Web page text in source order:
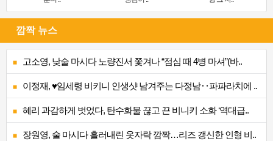
깜짝 뉴스
고소영, 낮술 마시다 노량진서 쫓겨나 “점심 때 4병 마셔”(바..
이정재, ♥임세령 비키니 인생샷 남겨주는 다정남‥파파라치에 ..
혜리 과감하게 벗었다, 탄수화물 끊고 끈 비니키 소화 ‘역대급..
장원영, 술 마시다 흘러내린 옷자락 깜짝…리즈 갱신한 인형 비..